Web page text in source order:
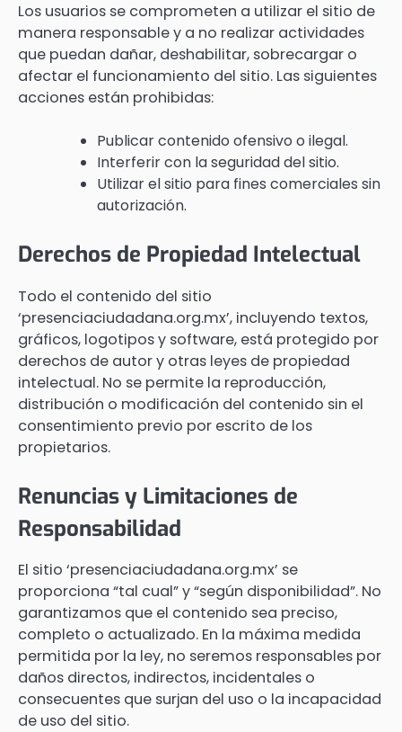
Los usuarios se comprometen a utilizar el sitio de
manera responsable y a no realizar actividades
que puedan dañar, deshabilitar, sobrecargar o
afectar el funcionamiento del sitio. Las siguientes
acciones están prohibidas:
Publicar contenido ofensivo o ilegal.
Interferir con la seguridad del sitio.
Utilizar el sitio para fines comerciales sin
autorización.
Derechos de Propiedad Intelectual
Todo el contenido del sitio
‘presenciaciudadana.org.mx’, incluyendo textos,
gráficos, logotipos y software, está protegido por
derechos de autor y otras leyes de propiedad
intelectual. No se permite la reproducción,
distribución o modificación del contenido sin el
consentimiento previo por escrito de los
propietarios.
Renuncias y Limitaciones de
Responsabilidad
El sitio ‘presenciaciudadana.org.mx’ se
proporciona “tal cual” y “según disponibilidad”. No
garantizamos que el contenido sea preciso,
completo o actualizado. En la máxima medida
permitida por la ley, no seremos responsables por
daños directos, indirectos, incidentales o
consecuentes que surjan del uso o la incapacidad
de uso del sitio.